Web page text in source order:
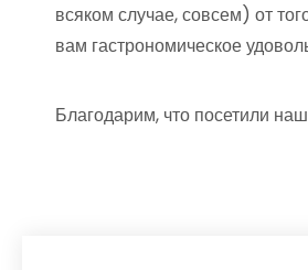
всяком случае, совсем) от
вам гастрономическое
Благодарим, что посетили